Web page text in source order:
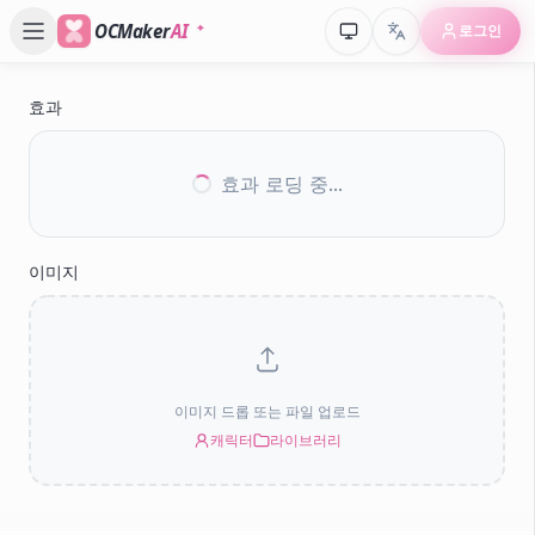
OCMakerAI 로그인
효과
효과 로딩 중...
이미지
이미지 드롭 또는 파일 업로드
캐릭터
라이브러리